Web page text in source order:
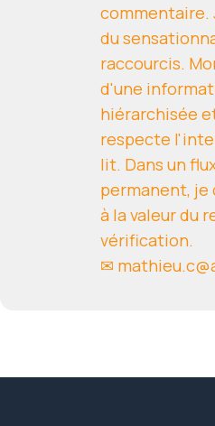
commentaire.
du
raccourcis.
d'une
hiérarchisée
respecte
lit. Dans un
permanent, je
à la valeur du
vérification.
✉